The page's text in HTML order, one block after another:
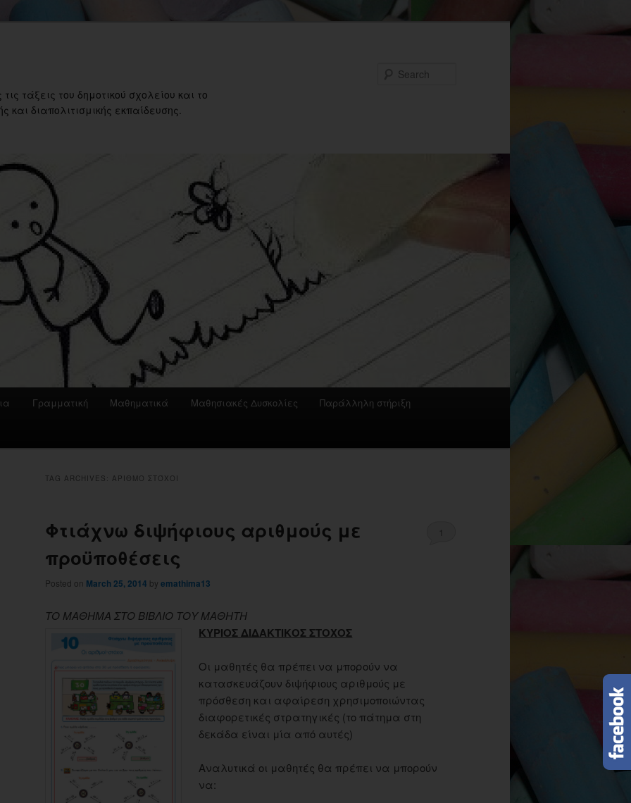
τάξεις του δημοτικού σχολείου και το
διαπολιτισμικής εκπαίδευσης.
Γραμματική Μαθηματικά Μαθησιακές Δυσκολίες Παράλληλη στήριξη
TAG ARCHIVES: ΑΡΙΘΜΟ ΣΤΌΧΟΙ
Φτιάχνω διψήφιους αριθμούς με
προϋποθέσεις
Posted on March 25, 2014 by emathima13
1
ΤΟ ΜΑΘΗΜΑ ΣΤΟ ΒΙΒΛΙΟ ΤΟΥ ΜΑΘΗΤΗ
ΚΥΡΙΟΣ ΔΙΔΑΚΤΙΚΟΣ ΣΤΟΧΟΣ
Οι μαθητές θα πρέπει να μπορούν να
κατασκευάζουν διψήφιους αριθμούς με
πρόσθεση και αφαίρεση χρησιμοποιώντας
διαφορετικές στρατηγικές (το πάτημα στη
δεκάδα είναι μία από αυτές)
Αναλυτικά οι μαθητές θα πρέπει να μπορούν
να: